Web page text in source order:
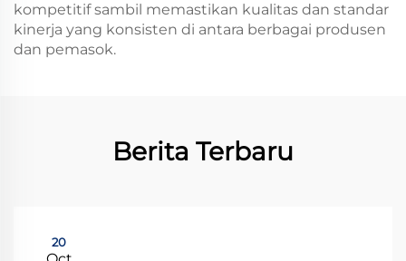
kompetitif sambil memastikan kualitas dan standar
kinerja yang konsisten di antara berbagai produsen
dan pemasok.
Berita Terbaru
20